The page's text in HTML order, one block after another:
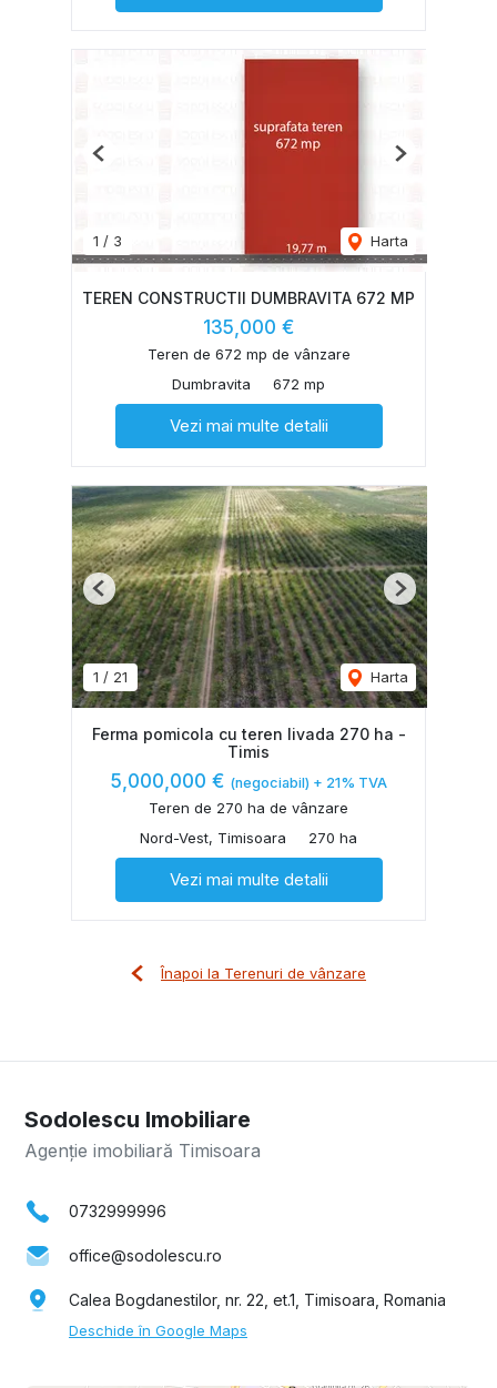
1 / 3 Harta
Previous Next
TEREN CONSTRUCTII DUMBRAVITA 672 MP
135,000 €
Teren de 672 mp de vânzare
Dumbravita
672 mp
Vezi mai multe detalii
1 / 21 Harta
Previous Next
Ferma pomicola cu teren livada 270 ha -
Timis
5,000,000 € (negociabil) + 21% TVA
Teren de 270 ha de vânzare
Nord-Vest, Timisoara
270 ha
Vezi mai multe detalii
Înapoi la Terenuri de vânzare
Sodolescu Imobiliare
Agenție imobiliară Timisoara
0732999996
office@sodolescu.ro
Calea Bogdanestilor, nr. 22, et.1, Timisoara, Romania
Deschide în Google Maps